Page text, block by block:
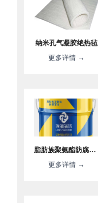
纳米孔气凝胶绝热毡
更多详情 →
脂肪族聚氨酯防腐面漆
更多详情 →